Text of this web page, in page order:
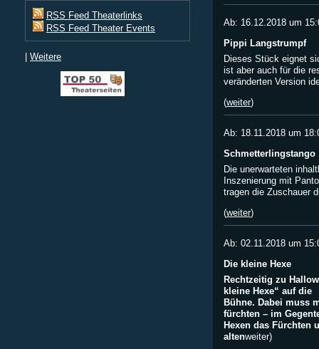
RSS Feed Theaterlinks
RSS Feed Theater Events
| Weitere
Ab: 16.12.2018 um
Pippi Langstrumpf
Dieses Stück eignet
ist aber auch für die
veränderten Version
(weiter)
Ab: 18.11.2018 um
Schmetterlingstango
Die unerwarteten
Inszenierung mit
tragen die Zuschauer
(weiter)
Ab: 02.11.2018 um
Die kleine Hexe
Rechtzeitig zu
kleine Hexe“ auf die
Bühne. Dabei muss
fürchten – im
Hexen das Fürchten
altenweiter)